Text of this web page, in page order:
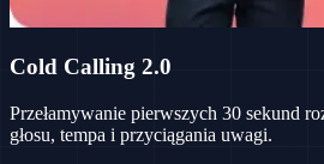
Cold Calling 2.0
Przełamywanie pierwszych 30 sekund
głosu, tempa i przyciągania uwagi.